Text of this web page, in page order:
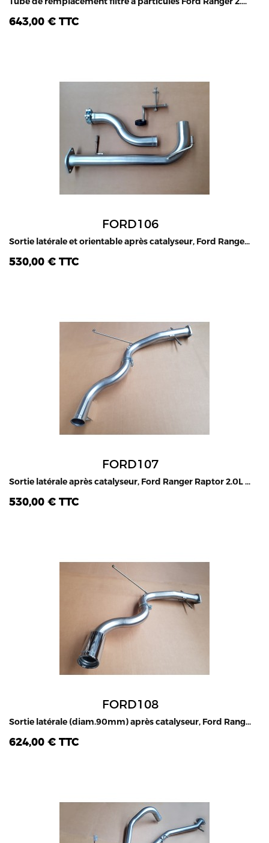
643,00 € TTC
FORD106
Sortie latérale et orientable après catalyseur, Ford Ranger 2.0L TDCI, 2020-22
530,00 € TTC
FORD107
Sortie latérale après catalyseur, Ford Ranger Raptor 2.0L TDCI, 2020-2022
530,00 € TTC
FORD108
Sortie latérale (diam.90mm) après catalyseur, Ford Ranger Raptor 2.0L TDCI, 2020-2022
624,00 € TTC